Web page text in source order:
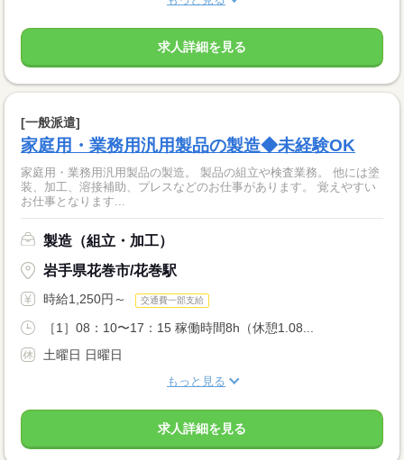
求人詳細を見る
[一般派遣]
家庭用・業務用汎用製品の製造◆未経験OK
家庭用・業務用汎用製品の製造。 製品の組立や検査業務。 他には塗
装、加工、溶接補助、プレスなどのお仕事があります。 覚えやすい
お仕事となります...
製造（組立・加工）
岩手県花巻市/花巻駅
時給1,250円～ 交通費一部支給
［1］08：10〜17：15 稼働時間8h（休憩1.08...
土曜日 日曜日
もっと見る
求人詳細を見る